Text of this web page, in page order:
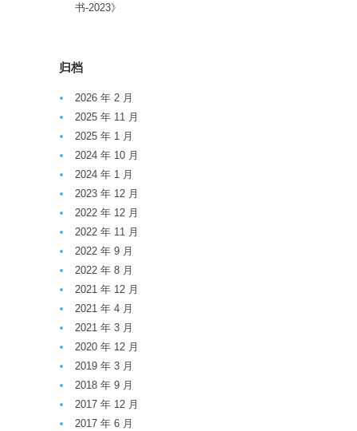
书-2023》
归档
2026 年 2 月
2025 年 11 月
2025 年 1 月
2024 年 10 月
2024 年 1 月
2023 年 12 月
2022 年 12 月
2022 年 11 月
2022 年 9 月
2022 年 8 月
2021 年 12 月
2021 年 4 月
2021 年 3 月
2020 年 12 月
2019 年 3 月
2018 年 9 月
2017 年 12 月
2017 年 6 月